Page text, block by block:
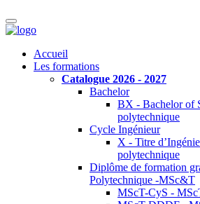
Accueil
Les formations
Catalogue 2026 - 2027
Bachelor
BX - Bachelor of
polytechnique
Cycle Ingénieur
X - Titre
polytechnique
Diplôme de formation
Polytechnique -MSc&T
MScT-CyS -